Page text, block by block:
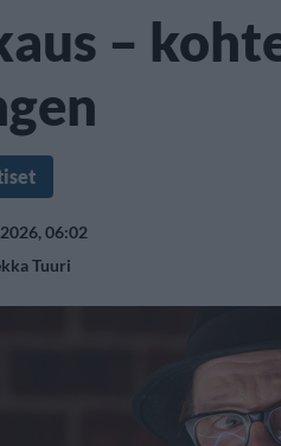
–
06:02
Tuuri